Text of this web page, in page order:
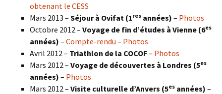
obtenant le CESS
Mars 2013 – Séjour à Ovifat (1res années) – Photos
Octobre 2012 – Voyage de fin d’études à Vienne (6es
années) – Compte-rendu – Photos
Avril 2012 – Triathlon de la COCOF– Photos
Mars 2012 – Voyage de découvertes à Londres (5es
années) – Photos
Mars 2012 – Visite culturelle d’Anvers (5es années) –